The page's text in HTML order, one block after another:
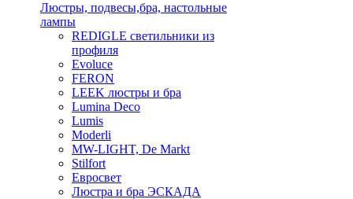
Люстры, подвесы,бра, настольные
лампы
REDIGLE светильники из
профиля
Evoluce
FERON
LEEK люстры и бра
Lumina Deco
Lumis
Moderli
MW-LIGHT, De Markt
Stilfort
Евросвет
Люстра и бра ЭСКАДА